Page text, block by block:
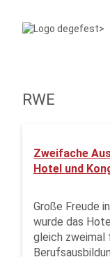
RWE
Zweifache
Hotel und
Große Freude
wurde das
gleich zweimal